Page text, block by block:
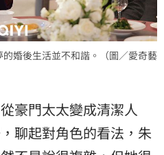
的婚後生活並不和諧。（圖／愛奇藝
豪門太太變成清潔人
聊起對角色的看法，朱